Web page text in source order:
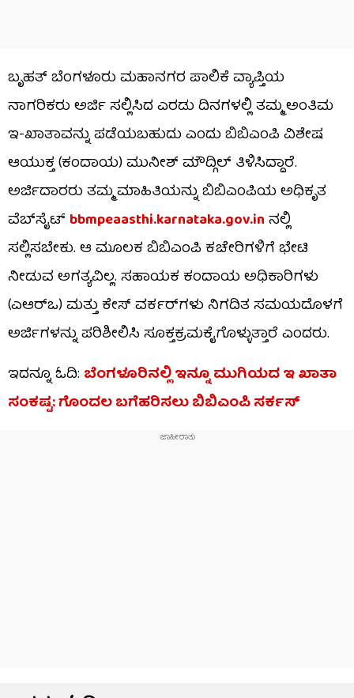
ಬೃಹತ್ ಬೆಂಗಳೂರು ಮಹಾನಗರ ಪಾಲಿಕೆ ವ್ಯಾಪ್ತಿಯ
ನಾಗರಿಕರು ಅರ್ಜಿ ಸಲ್ಲಿಸಿದ ಎರಡು ದಿನಗಳಲ್ಲಿ ತಮ್ಮ ಅಂತಿಮ
ಇ-ಖಾತಾವನ್ನು ಪಡೆಯಬಹುದು ಎಂದು ಬಿಬಿಎಂಪಿ ವಿಶೇಷ
ಆಯುಕ್ತ (ಕಂದಾಯ) ಮುನೀಶ್ ಮೌದ್ಗಿಲ್ ತಿಳಿಸಿದ್ದಾರೆ.
ಅರ್ಜಿದಾರರು ತಮ್ಮ ಮಾಹಿತಿಯನ್ನು ಬಿಬಿಎಂಪಿಯ ಅಧಿಕೃತ
ವೆಬ್‌ಸೈಟ್ bbmpeaasthi.karnataka.gov.inನಲ್ಲಿ
ಸಲ್ಲಿಸಬೇಕು. ಆ ಮೂಲಕ ಬಿಬಿಎಂಪಿ ಕಚೇರಿಗಳಿಗೆ ಭೇಟಿ
ನೀಡುವ ಅಗತ್ಯವಿಲ್ಲ. ಸಹಾಯಕ ಕಂದಾಯ ಅಧಿಕಾರಿಗಳು
(ಎಆರ್‌ಒ) ಮತ್ತು ಕೇಸ್‌ ವರ್ಕರ್‌ಗಳು ನಿಗದಿತ ಸಮಯದೊಳಗೆ
ಅರ್ಜಿಗಳನ್ನು ಪರಿಶೀಲಿಸಿ ಸೂಕ್ತಕ್ರಮಕೈಗೊಳ್ಳುತ್ತಾರೆ ಎಂದರು.
ಇದನ್ನೂ ಓದಿ: ಬೆಂಗಳೂರಿನಲ್ಲಿ ಇನ್ನೂ ಮುಗಿಯದ ಇ ಖಾತಾ
ಸಂಕಷ್ಟ: ಗೊಂದಲ ಬಗೆಹರಿಸಲು ಬಿಬಿಎಂಪಿ ಸರ್ಕಸ್